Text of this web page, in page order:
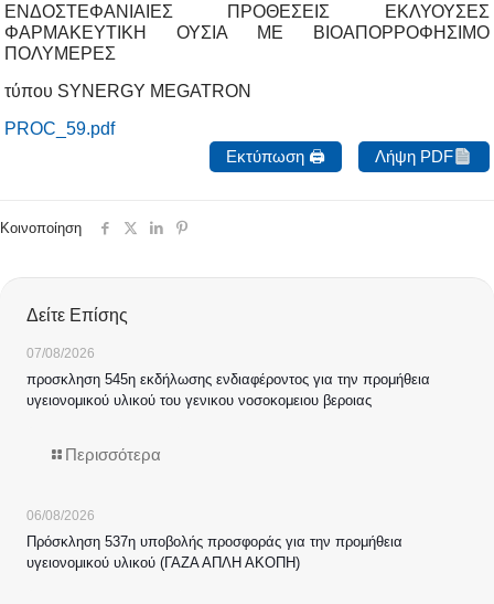
ΕΝΔΟΣΤΕΦΑΝΙΑΙΕΣ ΠΡΟΘΕΣΕΙΣ ΕΚΛΥΟΥΣΕΣ
ΦΑΡΜΑΚΕΥΤΙΚΗ ΟΥΣΙΑ ΜΕ ΒΙΟΑΠΟΡΡΟΦΗΣΙΜΟ
ΠΟΛΥΜΕΡΕΣ
τύπου SYNERGY MEGATRON
PROC_59.pdf
Εκτύπωση 🖨
Λήψη PDF
Κοινοποίηση
Δείτε Επίσης
07/08/2026
προσκληση 545η εκδήλωσης ενδιαφέροντος για την προμήθεια
υγειονομικού υλικού του γενικου νοσοκομειου βεροιας
Περισσότερα
06/08/2026
Πρόσκληση 537η υποβολής προσφοράς για την προμήθεια
υγειονομικού υλικού (ΓΑΖΑ ΑΠΛΗ ΑΚΟΠΗ)